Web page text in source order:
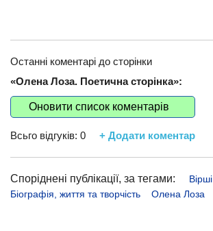
Останні коментарі до сторінки
«Олена Лоза. Поетична сторінка»:
Оновити список коментарів
Всьго відгуків: 0 + Додати коментар
Споріднені публікації, за тегами: Вірші
Біографія, життя та творчість
Олена Лоза